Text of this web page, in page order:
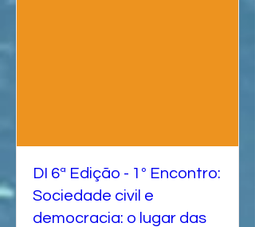
DI 6ª Edição - 1º Encontro:
Sociedade civil e
democracia: o lugar das